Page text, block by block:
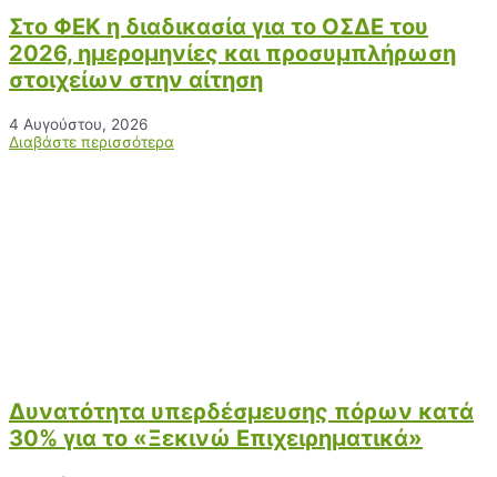
Στο ΦΕΚ η διαδικασία για το ΟΣΔΕ του
2026, ημερομηνίες και προσυμπλήρωση
στοιχείων στην αίτηση
4 Αυγούστου, 2026
Διαβάστε περισσότερα
Δυνατότητα υπερδέσμευσης πόρων κατά
30% για το «Ξεκινώ Επιχειρηματικά»